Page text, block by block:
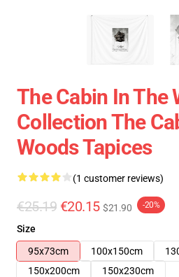
The Cabin In The
Collection The
Woods Tapices
(1 customer reviews)
€25.19 €20.15 $21.90 -20%
Size
95x73cm
100x150cm
150x200cm
150x230cm